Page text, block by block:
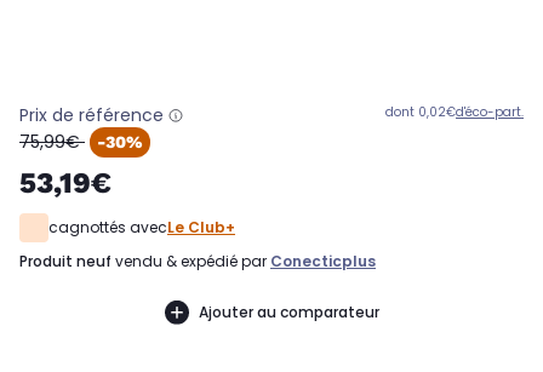
Prix de référence
oldPrice
75,99€ -30%
53,19€
dont 0,02€d'éco-part.
cagnottés avecLe Club+
produit neuf vendu & expédié par Conecticplus
Ajouter au comparateur